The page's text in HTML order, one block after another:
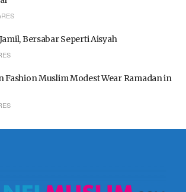
Bersabar Seperti Aisyah
Fashion Muslim Modest Wear Ramadan in